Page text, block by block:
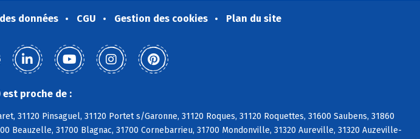
données CGU Gestion des cookies Plan du site
proche de :
31120 Pinsaguel, 31120 Portet s/Garonne, 31120 Roques, 31120 Roquettes, 31600 Saubens, 31860
Beauzelle, 31700 Blagnac, 31700 Cornebarrieu, 31700 Mondonville, 31320 Aureville, 31320 Auzeville-